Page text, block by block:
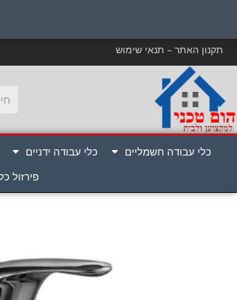
תקנון האתר – תנאי שימוש
כלי עבודה חשמליים כלי עבודה ידניים
פירזול